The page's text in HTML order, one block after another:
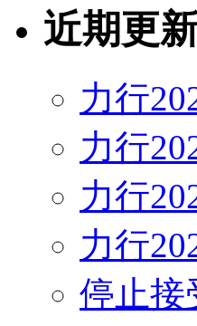
近期更
力行
力行
力行
力行
停止接